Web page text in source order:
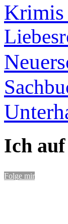
Ich
Folge mir